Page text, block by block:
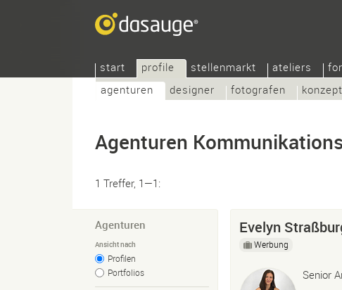
start
profile
agenturen
designer fotografen
stellenmarkt ateliers
Agenturen
1 Treffer, 1—1:
Agenturen
Ansicht nach
Profilen
Portfolios
Evelyn
Werbung
Senior